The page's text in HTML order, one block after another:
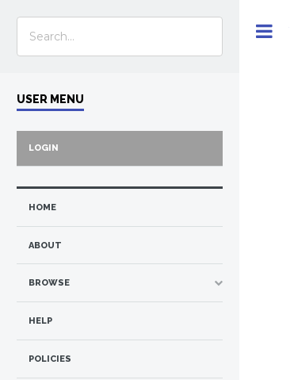
USER MENU
LOGIN
HOME
ABOUT
BROWSE
HELP
POLICIES